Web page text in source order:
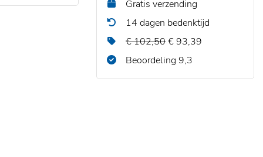
Gratis verzending
14 dagen bedenktijd
€ 102,50€ 93,39
Beoordeling 9,3